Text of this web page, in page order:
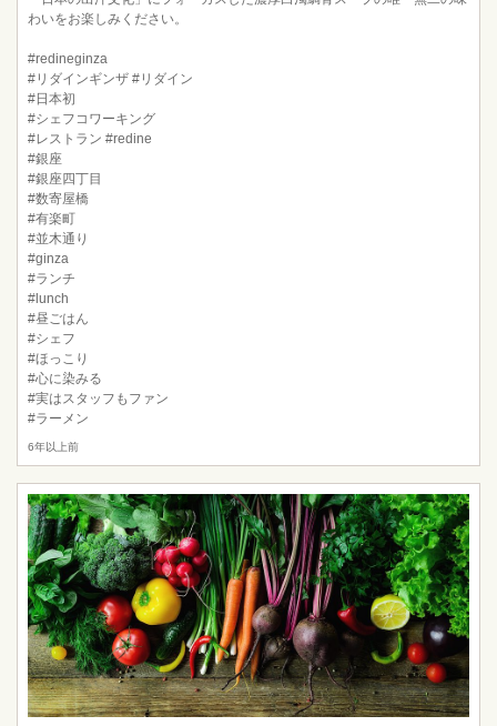
わいをお楽しみください。
#redineginza
#リダインギンザ #リダイン
#日本初
#シェフコワーキング
#レストラン #redine
#銀座
#銀座四丁目
#数寄屋橋
#有楽町
#並木通り
#ginza
#ランチ
#lunch
#昼ごはん
#シェフ
#ほっこり
#心に染みる
#実はスタッフもファン
#ラーメン
6年以上前